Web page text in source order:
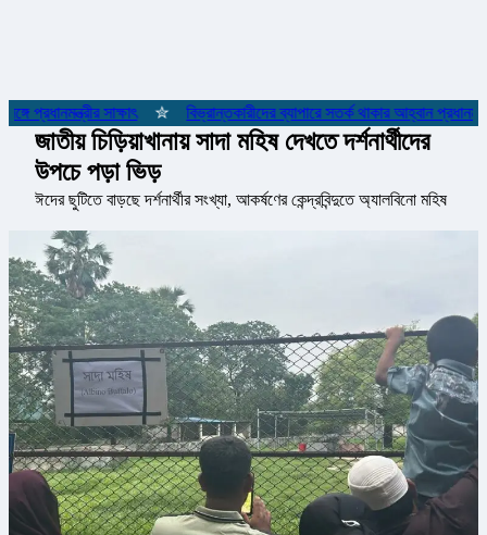
প্রধানমন্ত্রীর সাক্ষাৎ বিভ্রান্তকারীদের ব্যাপারে সতর্ক থাকার আহ্বান প্রধানমন্ত্রীর
জাতীয় চিড়িয়াখানায় সাদা মহিষ দেখতে দর্শনার্থীদের
উপচে পড়া ভিড়
ঈদের ছুটিতে বাড়ছে দর্শনার্থীর সংখ্যা, আকর্ষণের কেন্দ্রবিন্দুতে অ্যালবিনো মহিষ